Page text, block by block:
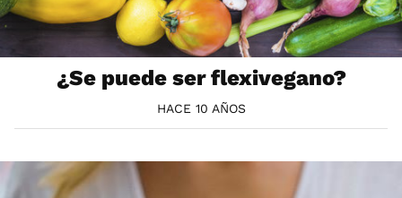
¿Se puede ser flexivegano?
HACE 10 AÑOS